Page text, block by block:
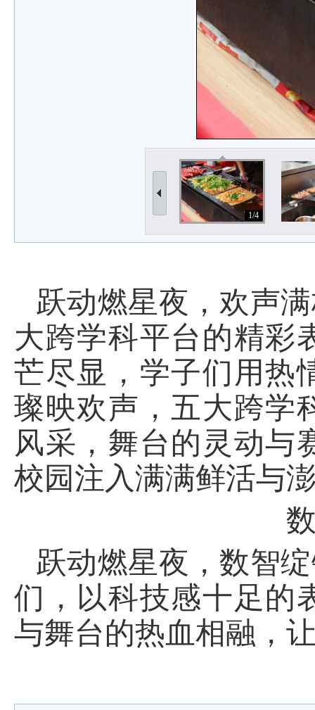
1/4
跃动燃星夜，欢声
大跨学科平台的精彩
芒尽显，学子们用热
璨映欢声，五大跨学
风采，舞台的灵动与
校园注入满满鲜活与
跃动燃星夜，数智
们，以科技感十足的
与舞台的热血相融，